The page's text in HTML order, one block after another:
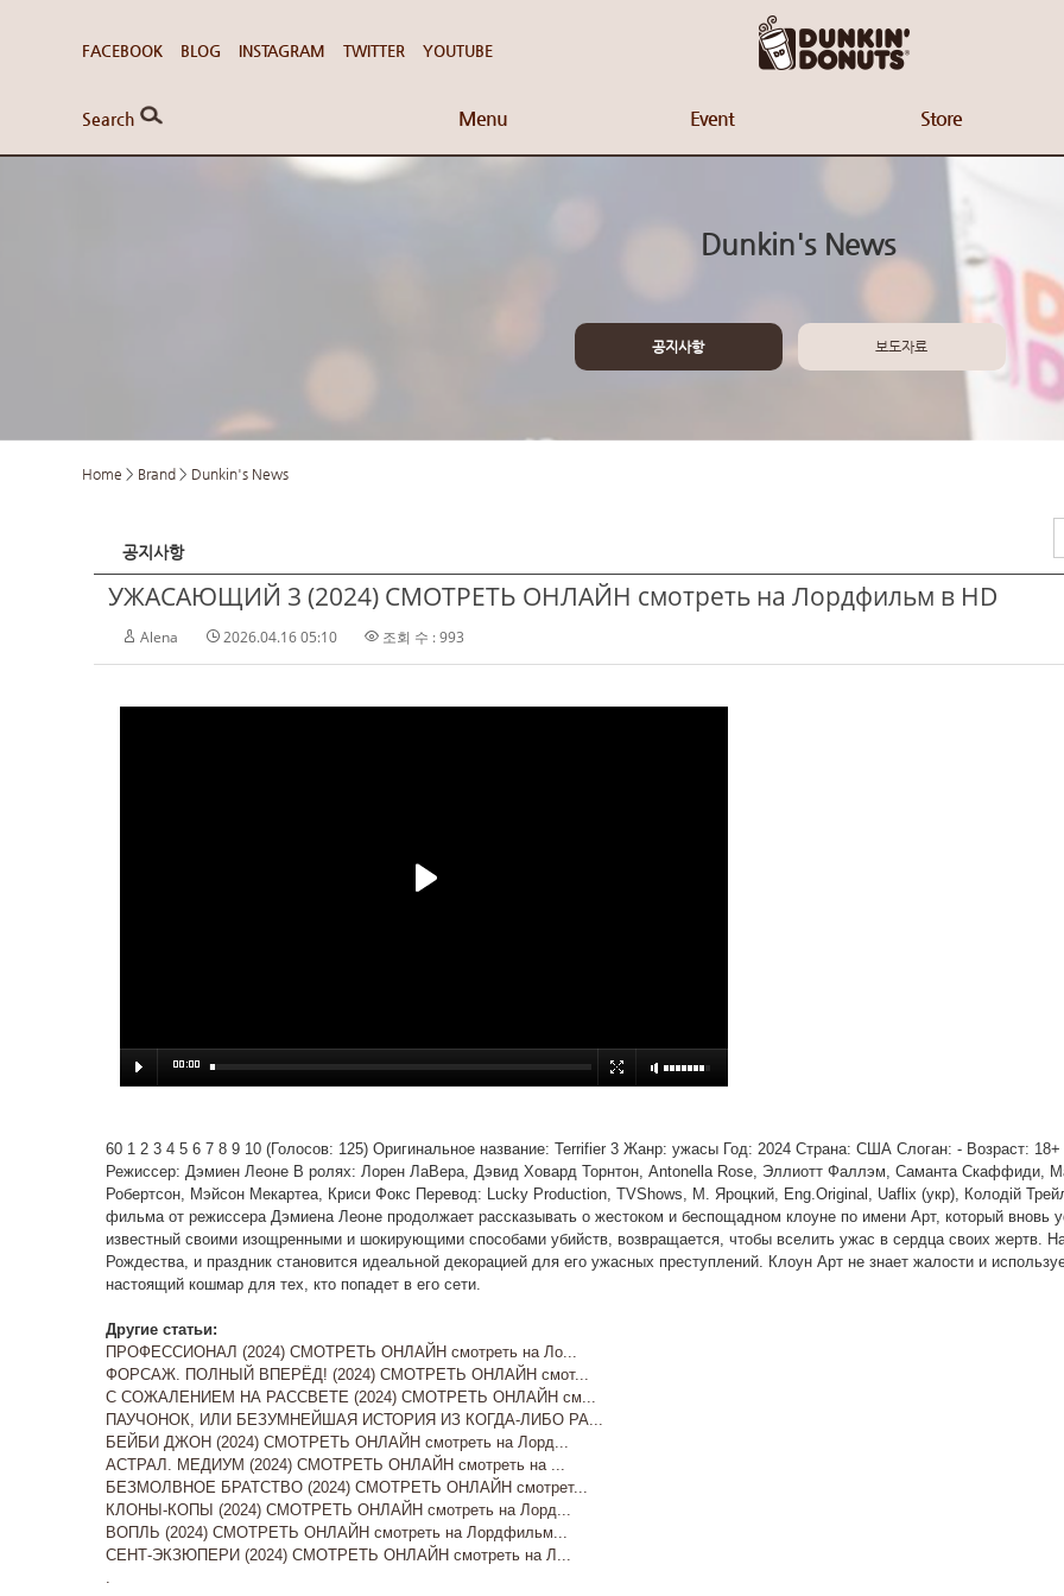
FACEBOOK BLOG INSTAGRAM TWITTER YOUTUBE
Search Menu Event Store
Dunkin's News
Home > Brand > Dunkin's News
공지사항 보도자료
공지사항
УЖАСАЮЩИЙ 3 (2024) СМОТРЕТЬ ОНЛАЙН смотреть на Лордфильм в HD
Alena 2026.04.16 05:10 조회 수 : 993
60 1 2 3 4 5 6 7 8 9 10 (Голосов: 125) Оригинальное название: Terrifier 3 Жанр: ужасы Год: 2024 Страна: США Слоган: - Возраст:
Режиссер: Дэмиен Леоне В ролях: Лорен ЛаВера, Дэвид Ховард Торнтон, Antonella Rose, Эллиотт Фаллэм, Саманта Скаффиди,
Робертсон, Мэйсон Мекартеа, Криси Фокс Перевод: Lucky Production, TVShows, М. Яроцкий, Eng.Original, Uaflix (укр), Колодій
фильма от режиссера Дэмиена Леоне продолжает рассказывать о жестоком и беспощадном клоуне по имени Арт, который вновь
известный своими изощренными и шокирующими способами убийств, возвращается, чтобы вселить ужас в сердца своих жертв.
Рождества, и праздник становится идеальной декорацией для его ужасных преступлений. Клоун Арт не знает жалости и
настоящий кошмар для тех, кто попадет в его сети.
Другие статьи:
ПРОФЕССИОНАЛ (2024) СМОТРЕТЬ ОНЛАЙН смотреть на Ло...
ФОРСАЖ. ПОЛНЫЙ ВПЕРЁД! (2024) СМОТРЕТЬ ОНЛАЙН смот...
С СОЖАЛЕНИЕМ НА РАССВЕТЕ (2024) СМОТРЕТЬ ОНЛАЙН см...
ПАУЧОНОК, ИЛИ БЕЗУМНЕЙШАЯ ИСТОРИЯ ИЗ КОГДА-ЛИБО РА...
БЕЙБИ ДЖОН (2024) СМОТРЕТЬ ОНЛАЙН смотреть на Лорд...
АСТРАЛ. МЕДИУМ (2024) СМОТРЕТЬ ОНЛАЙН смотреть на ...
БЕЗМОЛВНОЕ БРАТСТВО (2024) СМОТРЕТЬ ОНЛАЙН смотрет...
КЛОНЫ-КОПЫ (2024) СМОТРЕТЬ ОНЛАЙН смотреть на Лорд...
ВОПЛЬ (2024) СМОТРЕТЬ ОНЛАЙН смотреть на Лордфильм...
СЕНТ-ЭКЗЮПЕРИ (2024) СМОТРЕТЬ ОНЛАЙН смотреть на Л...
.